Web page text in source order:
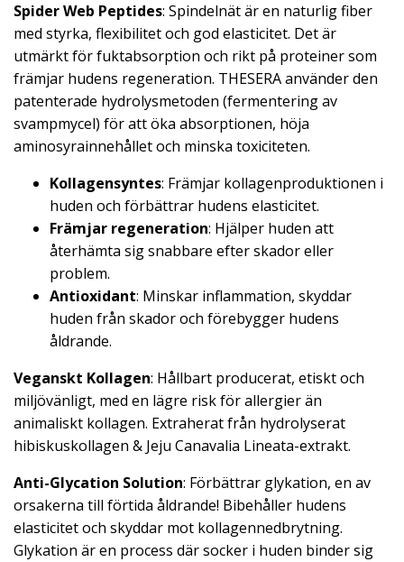
Spider Web Peptides: Spindelnät är en naturlig fiber
med styrka, flexibilitet och god elasticitet. Det är
utmärkt för fuktabsorption och rikt på proteiner som
främjar hudens regeneration. THESERA använder den
patenterade hydrolysmetoden (fermentering av
svampmycel) för att öka absorptionen, höja
aminosyrainnehållet och minska toxiciteten.
Kollagensyntes: Främjar kollagenproduktionen i
huden och förbättrar hudens elasticitet.
Främjar regeneration: Hjälper huden att
återhämta sig snabbare efter skador eller
problem.
Antioxidant: Minskar inflammation, skyddar
huden från skador och förebygger hudens
åldrande.
Veganskt Kollagen: Hållbart producerat, etiskt och
miljövänligt, med en lägre risk för allergier än
animaliskt kollagen. Extraherat från hydrolyserat
hibiskuskollagen & Jeju Canavalia Lineata-extrakt.
Anti-Glycation Solution: Förbättrar glykation, en av
orsakerna till förtida åldrande! Bibehåller hudens
elasticitet och skyddar mot kollagennedbrytning.
Glykation är en process där socker i huden binder sig